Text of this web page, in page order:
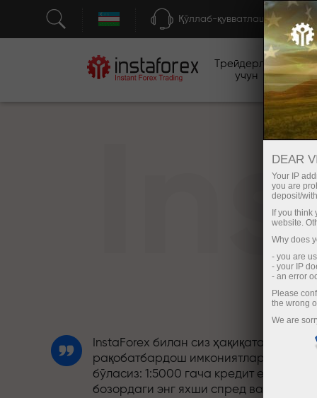
Қўллаб-қувватлаш
Трейдерлар
учун
InstaForex билан сиз ҳақиқатан
рақобатбардош имкониятларга эга
бўласиз: 1:5000 гача кредит елкаси,
бозордаги энг яхши спред ва
DEAR
Your IP
you are
deposit/
If you
website.
Why does
- you are
- your IP
- an error
Please
the wrong
We are